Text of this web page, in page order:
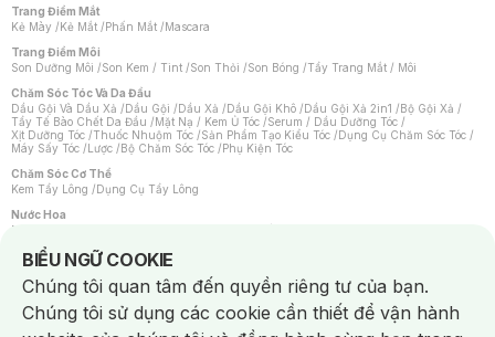
Trang Điểm Mắt
Kẻ Mày /Kẻ Mắt /Phấn Mắt /Mascara
Trang Điểm Môi
Son Dưỡng Môi /Son Kem / Tint /Son Thỏi /Son Bóng /Tẩy Trang Mắt / Môi
Chăm Sóc Tóc Và Da Đầu
Dầu Gội Và Dầu Xả /Dầu Gội /Dầu Xả /Dầu Gội Khô /Dầu Gội Xả 2in1 /Bộ Gội Xả /
Tẩy Tế Bào Chết Da Đầu /Mặt Nạ / Kem Ủ Tóc /Serum / Dầu Dưỡng Tóc /
Xịt Dưỡng Tóc /Thuốc Nhuộm Tóc /Sản Phẩm Tạo Kiểu Tóc /Dụng Cụ Chăm Sóc Tóc /
Máy Sấy Tóc /Lược /Bộ Chăm Sóc Tóc /Phụ Kiện Tóc
Chăm Sóc Cơ Thể
Kem Tẩy Lông /Dụng Cụ Tẩy Lông
Nước Hoa
Nước Hoa Nữ
Chăm Sóc Cá Nhân
Chống Muỗi /Khẩu Trang /Máy Massage/Mặt Nạ Xông Hơi /Nước Rửa Tay/
Sản Phẩm Chăm Sóc Khác /Bàn Chải Đánh Răng /Bàn Chải Điện/
Hỗ Trợ Trắng Răng/Kem Đánh Răng /Máy Tăm Nước/ Nước Súc Miệng/
Tăm / Chỉ Nha Khoa/ Xịt Thơm Miệng / Dung Dịch Vệ Sinh/Dưỡng Vùng Kín/
BIỂU NGỮ COOKIE
Notice about cookies usage
Chúng tôi quan tâm đến quyền riêng tư của bạn.
Chúng tôi sử dụng các cookie cần thiết để vận hành